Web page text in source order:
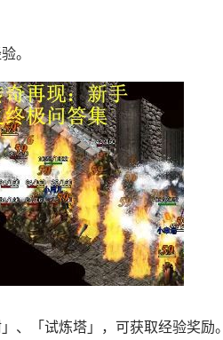
。
、「试炼塔」，可获取经验奖励。